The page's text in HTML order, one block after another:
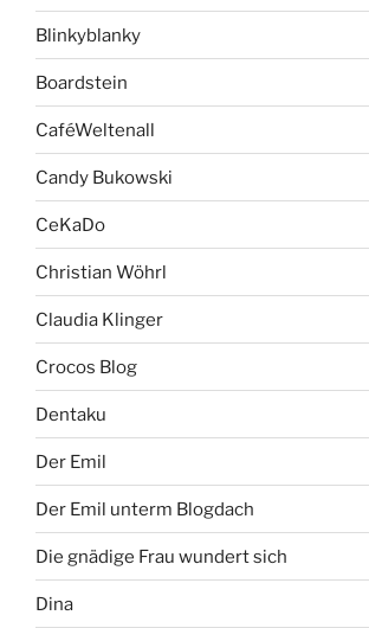
Blinkyblanky
Boardstein
CaféWeltenall
Candy Bukowski
CeKaDo
Christian Wöhrl
Claudia Klinger
Crocos Blog
Dentaku
Der Emil
Der Emil unterm Blogdach
Die gnädige Frau wundert sich
Dina